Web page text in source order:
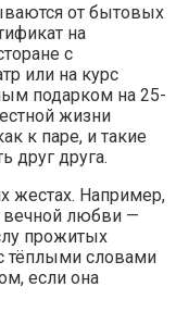
от бытовых
на
с
или на курс
подарком на 25-
жизни
к паре, и такие
друг друга.
жестах. Например,
вечной любви —
прожитых
тёплыми словами
если она